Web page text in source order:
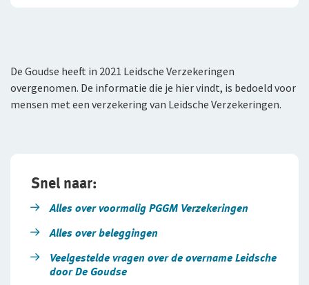
Kortlopende Reisverzekering
FlexxPensioen-gegarandeerd kapitaal
Direct Ingaande Beleggingslijfrente
Uitgestelde Beleggingslijfrente
Pensioen 1-2-3
Anw-pensioen
Onze cijfers
Samenwerking met adviseurs
Werken bij De Goudse
Vacatures
Traineeship
De Goudse heeft in 2021 Leidsche Verzekeringen
overgenomen. De informatie die je hier vindt, is bedoeld voor
mensen met een verzekering van Leidsche Verzekeringen.
Snel naar:
Alles over voormalig PGGM Verzekeringen
Alles over beleggingen
Veelgestelde vragen over de overname Leidsche
door De Goudse